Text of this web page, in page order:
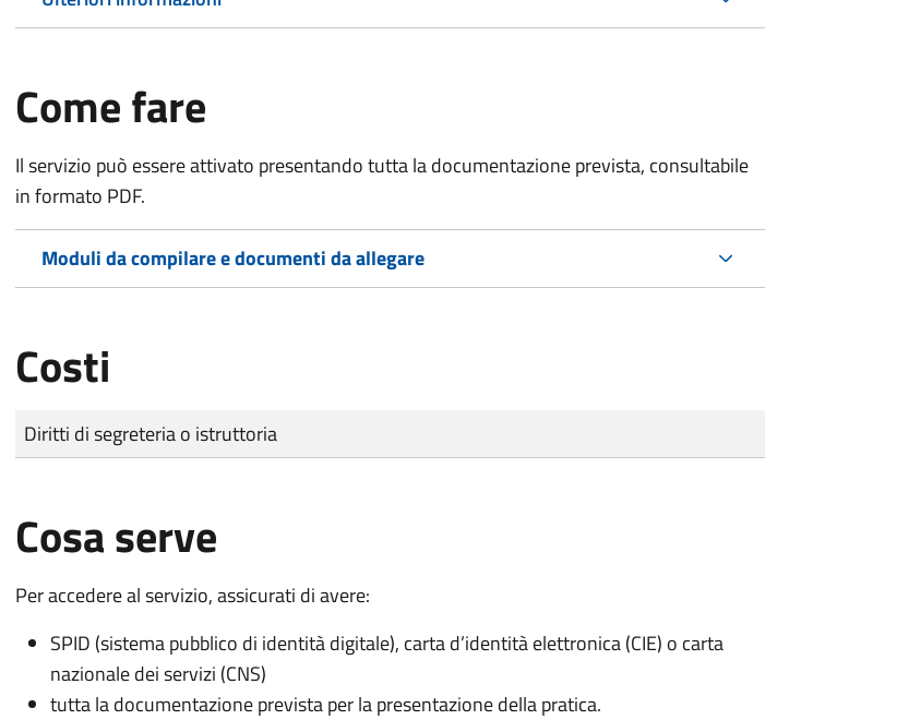
Come fare
Il servizio può essere attivato presentando tutta la documentazione prevista, consultabile
in formato PDF.
Moduli da compilare e documenti da allegare
Costi
Tipo di pagamento
Importo
Diritti di segreteria o istruttoria
Cosa serve
Per accedere al servizio, assicurati di avere:
SPID (sistema pubblico di identità digitale), carta d’identità elettronica (CIE) o carta
nazionale dei servizi (CNS)
tutta la documentazione prevista per la presentazione della pratica.